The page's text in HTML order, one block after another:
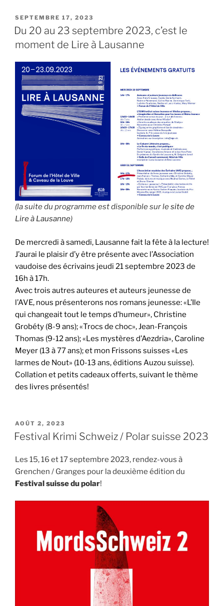
PUBLIÉ
LE
SEPTEMBRE 17, 2023
Du 20 au 23 septembre 2023, c’est le
moment de Lire à Lausanne
(la suite du programme est disponible sur lesite de
Lire à Lausanne)
De mercredi à samedi, Lausanne fait la fête à la lecture!
J’aurai le plaisir d’y être présente avec l’Association
vaudoise des écrivains jeudi 21 septembre 2023 de
16h à 17h.
Avec trois autres auteures et auteurs jeunesse de
l’AVE, nous présenterons nos romans jeunesse: «L’Ile
qui changeait tout le temps d’humeur», Christine
Grobéty (8-9 ans); «Trocs de choc», Jean-François
Thomas (9-12 ans); «Les mystères d’Aezdria», Caroline
Meyer (13 à 77 ans); et mon Frissons suisses «Les
larmes de Nout» (10-13 ans, éditions Auzou suisse).
Collation et petits cadeaux offerts, suivant le thème
des livres présentés!
PUBLIÉ
LE
AOÛT 2, 2023
Festival Krimi Schweiz / Polar suisse 2023
Les 15, 16 et 17 septembre 2023, rendez-vous à
Grenchen / Granges pour la deuxième édition du
Festival suisse du polar!